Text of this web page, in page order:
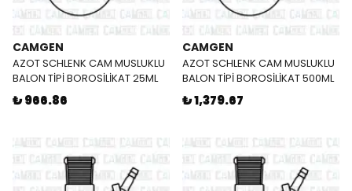
CAMGEN
AZOT SCHLENK CAM MUSLUKLU
BALON TİPİ BOROSİLİKAT 25ML
₺ 966.86
CAMGEN
AZOT SCHLENK CAM MUSLUKLU
BALON TİPİ BOROSİLİKAT 500ML
₺ 1,379.67